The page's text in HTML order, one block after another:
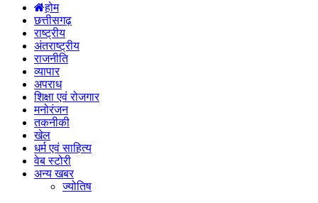
होम
छत्तीसगढ़
राष्ट्रीय
अंतराष्ट्रीय
राजनीति
व्यापार
अपराध
शिक्षा एवं रोजगार
मनोरंजन
तकनीकी
खेल
धर्म एवं साहित्य
वेब स्टोरी
अन्य खबर
ज्योतिष